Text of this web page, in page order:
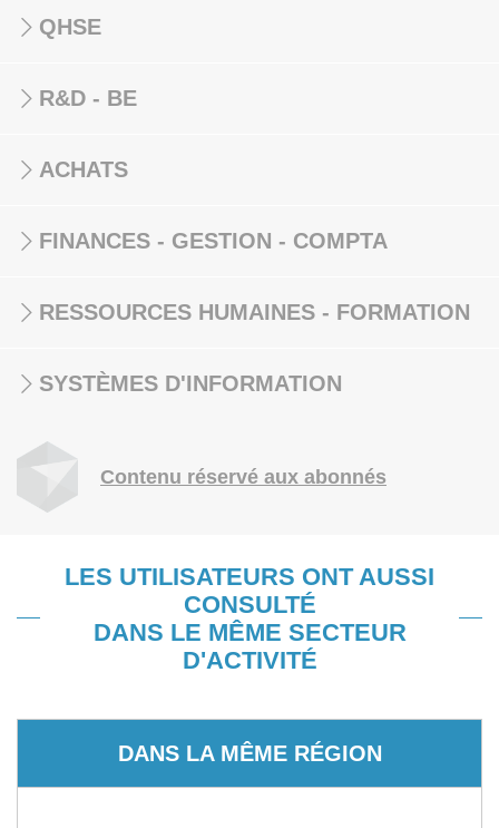
QHSE
R&D - BE
ACHATS
FINANCES - GESTION - COMPTA
RESSOURCES HUMAINES - FORMATION
SYSTÈMES D'INFORMATION
Contenu réservé aux abonnés
LES UTILISATEURS ONT AUSSI
CONSULTÉ
DANS LE MÊME SECTEUR
D'ACTIVITÉ
DANS LA MÊME RÉGION